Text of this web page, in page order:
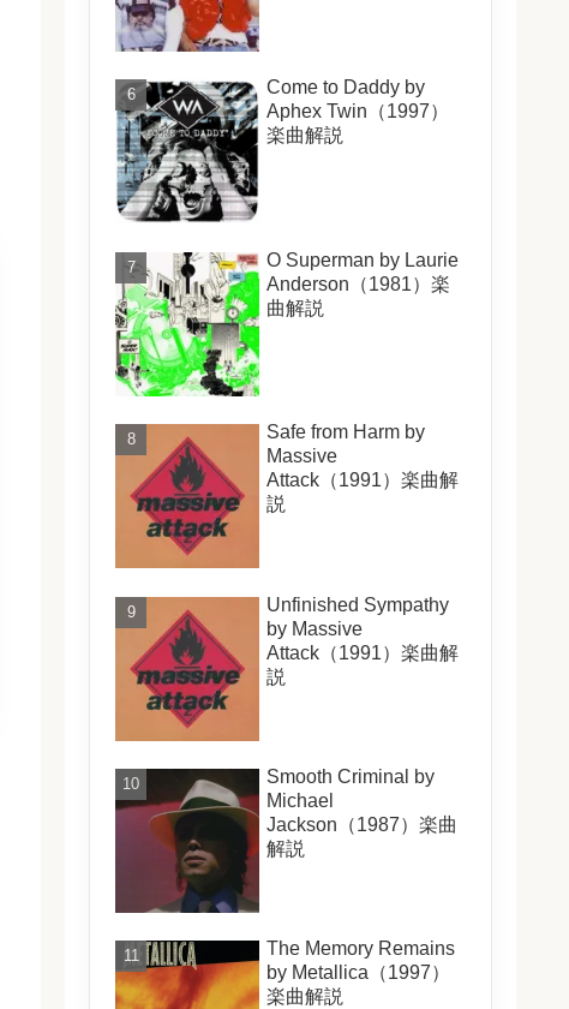
Come to Daddy by
Aphex Twin（1997）
楽曲解説
O Superman by Laurie
Anderson（1981）楽
曲解説
Safe from Harm by
Massive
Attack（1991）楽曲解
説
Unfinished Sympathy
by Massive
Attack（1991）楽曲解
説
Smooth Criminal by
Michael
Jackson（1987）楽曲
解説
The Memory Remains
by Metallica（1997）
楽曲解説